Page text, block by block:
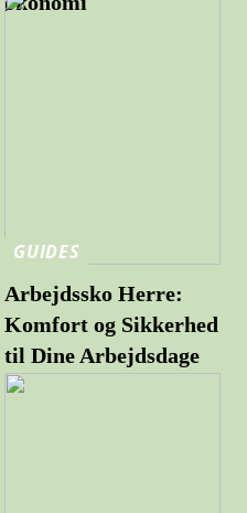
GUIDES
Arbejdssko Herre:
Komfort og Sikkerhed
til Dine Arbejdsdage